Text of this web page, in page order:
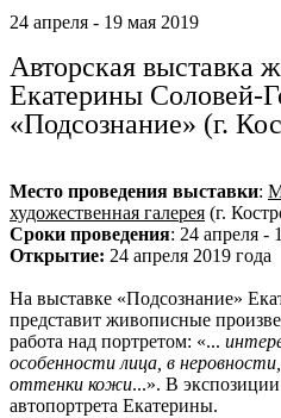
Ru
24 апреля - 19 мая 2019
Авторская выставка
Екатерины Соловей-
«Подсознание» (г.
Место проведения выставки:
художественная галерея (г.
Сроки проведения: 24 апреля -
Открытие: 24 апреля 2019 года
На выставке «Подсознание»
представит живописные
работа над портретом: «...
особенности лица, в
оттенки кожи...». В
автопортрета Екатерины.